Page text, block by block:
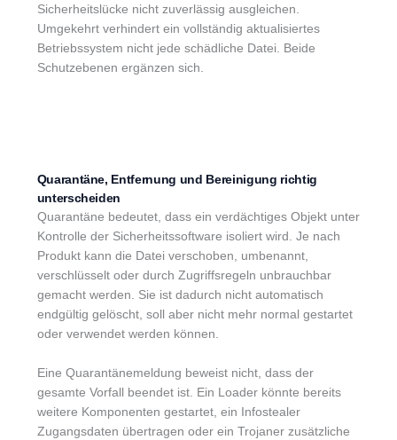
Sicherheitslücke nicht zuverlässig ausgleichen.
Umgekehrt verhindert ein vollständig aktualisiertes
Betriebssystem nicht jede schädliche Datei. Beide
Schutzebenen ergänzen sich.
Quarantäne, Entfernung und Bereinigung richtig
unterscheiden
Quarantäne bedeutet, dass ein verdächtiges Objekt unter
Kontrolle der Sicherheitssoftware isoliert wird. Je nach
Produkt kann die Datei verschoben, umbenannt,
verschlüsselt oder durch Zugriffsregeln unbrauchbar
gemacht werden. Sie ist dadurch nicht automatisch
endgültig gelöscht, soll aber nicht mehr normal gestartet
oder verwendet werden können.
Eine Quarantänemeldung beweist nicht, dass der
gesamte Vorfall beendet ist. Ein Loader könnte bereits
weitere Komponenten gestartet, ein Infostealer
Zugangsdaten übertragen oder ein Trojaner zusätzliche